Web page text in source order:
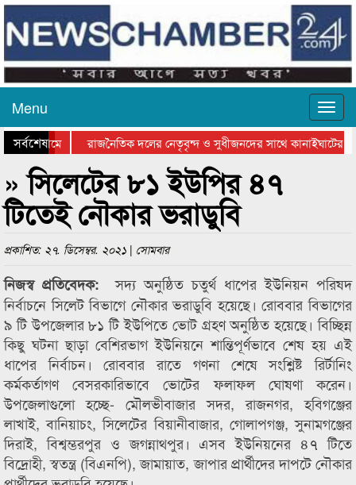
Menu
সর্বশেষ
রাজনৈতিক দলের নেতৃবৃন্দ ও সুধীজনদের সাথে কানাইঘাটের
সম্পন্ন
সিলেটে বাংলাদেশ গ্রুপ থিয়েটার ফেডারেশানের বিভাগীয় অভিনয়
» সিলেটের ৮১ ইউপির ৪৭
টিতেই নৌকার ভরাডুবি
প্রকাশিত: ২৭. ডিসেম্বর. ২০২১ | সোমবার
নিজস্ব প্রতিবেদক:
সদ্য অনুষ্ঠিত চতুর্থ ধাপের ইউনিয়ন পরিষদ
নির্বাচনে সিলেট বিভাগে নৌকার ভরাডুবি হয়েছে। রোববার বিভাগের
৯ টি উপজেলার ৮১ টি ইউপিতে ভোট গ্রহণ অনুষ্ঠিত হয়েছে। বিচ্ছিন্ন
কিছু ঘটনা ছাড়া বেশিরভাগ ইউনিয়নে শান্তিপূর্ণভাবে শেষ হয় এই
ধাপের নির্বাচন। রোববার রাতে গণনা শেষে সংশ্লিষ্ট রির্টানিং
কর্মকর্তাগণ বেসরকারিভাবে ভোটের ফলাফল ঘোষণা করেন।
উপজেলাগুলো হচ্ছে- মৌলভীবাজার সদর, রাজনগর, হবিগঞ্জের
লাখাই, বানিয়াচং, সিলেটের বিয়ানীবাজার, গোলাপগঞ্জ, সুনামগঞ্জের
দিরাই, বিশ্বম্ভরপুর ও জগন্নাথপুর। এসব ইউনিয়নের ৪৭ টিতে
বিদ্রোহী, স্বতন্ত্র (বিএনপি), জামায়াত, জাপার প্রার্থীদের দাপটে নৌকার